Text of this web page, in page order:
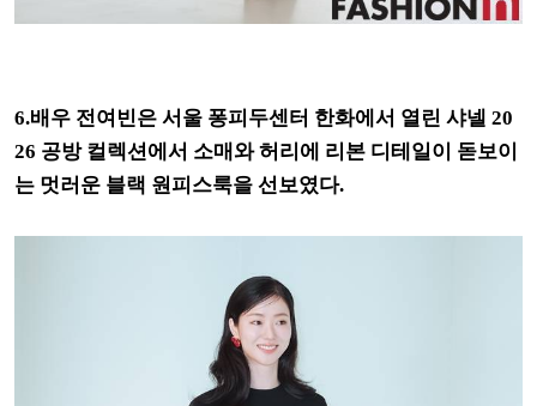
6.배우 전여빈은 서울 퐁피두센터 한화에서 열린 샤넬 20
26 공방 컬렉션에서 소매와 허리에 리본 디테일이 돋보이
는 멋러운 블랙 원피스룩을 선보였다.